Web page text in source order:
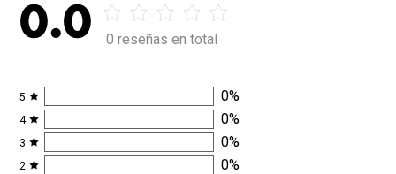
0.0 0 reseñas en total
5 0%
4 0%
3 0%
2 0%